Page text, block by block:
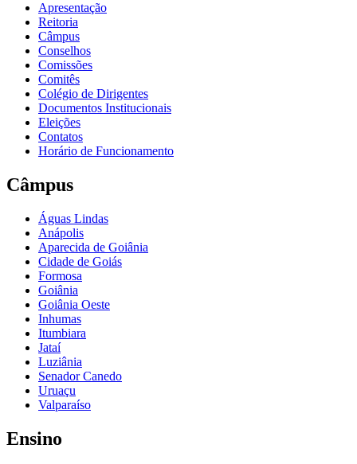
Apresentação
Reitoria
Câmpus
Conselhos
Comissões
Comitês
Colégio de Dirigentes
Documentos Institucionais
Eleições
Contatos
Horário de Funcionamento
Câmpus
Águas Lindas
Anápolis
Aparecida de Goiânia
Cidade de Goiás
Formosa
Goiânia
Goiânia Oeste
Inhumas
Itumbiara
Jataí
Luziânia
Senador Canedo
Uruaçu
Valparaíso
Ensino